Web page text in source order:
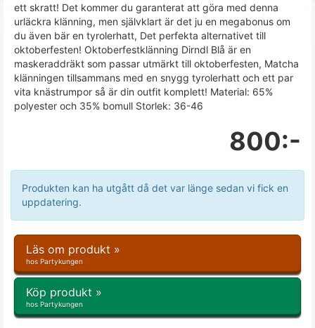
ett skratt! Det kommer du garanterat att göra med denna
urläckra klänning, men självklart är det ju en megabonus om
du även bär en tyrolerhatt, Det perfekta alternativet till
oktoberfesten! Oktoberfestklänning Dirndl Blå är en
maskeraddräkt som passar utmärkt till oktoberfesten, Matcha
klänningen tillsammans med en snygg tyrolerhatt och ett par
vita knästrumpor så är din outfit komplett! Material: 65%
polyester och 35% bomull Storlek: 36-46
800:-
Produkten kan ha utgått då det var länge sedan vi fick en
uppdatering.
Läs om produkt »
hos Partykungen
Köp produkt »
hos Partykungen